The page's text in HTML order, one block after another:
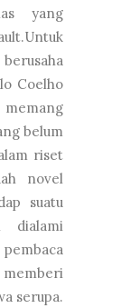
yang
Coelho
belum
riset
novel
suatu
dialami
serupa.